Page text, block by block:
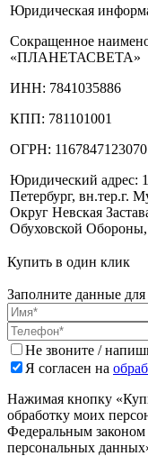
Юридическая
Сокращенное
«ПЛАНЕТАСВЕТА»
ИНН: 7841035886
КПП: 781101001
ОГРН: 1167847123070
Юридический адрес:
Петербург, вн.тер.г.
Округ Невская
Обуховской Обороны,
Купить в один клик
Заполните данные для
Не звоните /
Я согласен на
Нажимая кнопку
обработку моих
Федеральным
персональных